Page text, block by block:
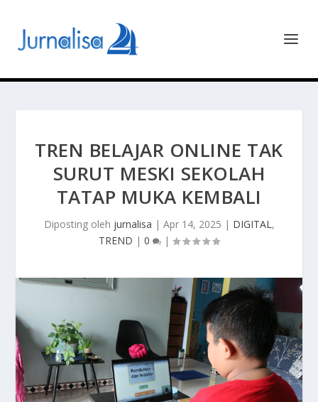
TREN BELAJAR ONLINE TAK
SURUT MESKI SEKOLAH
TATAP MUKA KEMBALI
Diposting oleh jurnalisa | Apr 14, 2025 | DIGITAL,
TREND | 0 |